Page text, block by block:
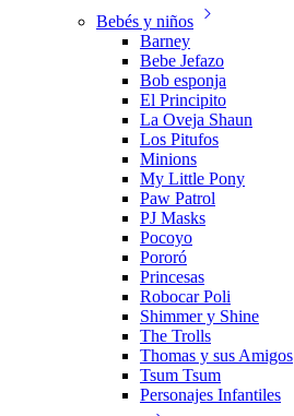
Bebés y niños
Barney
Bebe Jefazo
Bob esponja
El Principito
La Oveja Shaun
Los Pitufos
Minions
My Little Pony
Paw Patrol
PJ Masks
Pocoyo
Pororó
Princesas
Robocar Poli
Shimmer y Shine
The Trolls
Thomas y sus Amigos
Tsum Tsum
Personajes Infantiles